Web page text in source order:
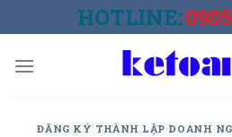
to
HOTLINE:
ĐĂNG KÝ THÀNH LẬP DOANH